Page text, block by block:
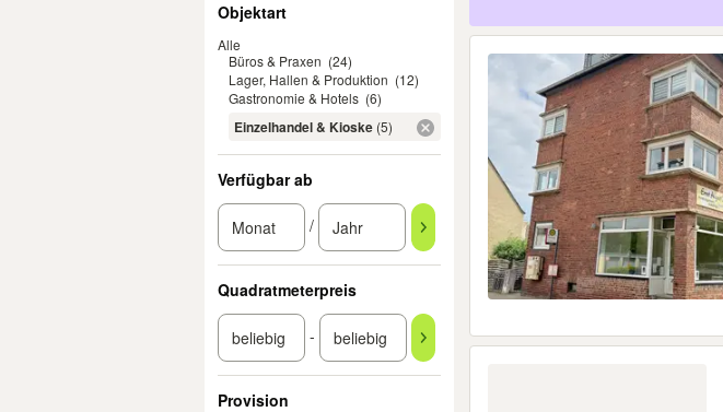
Objektart
Alle
Büros & Praxen (24)
Lager, Hallen & Produktion (12)
Gastronomie & Hotels (6)
Einzelhandel & Kioske (5)
Verfügbar ab
/
Quadratmeterpreis
-
Provision